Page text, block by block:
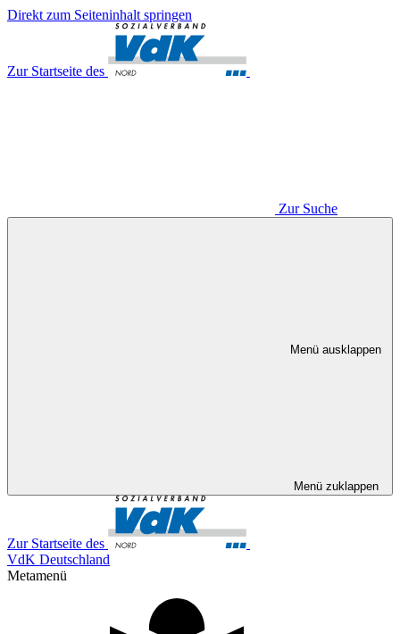
Direkt zum Seiteninhalt springen
Zur Startseite des
Zur Suche
Menü ausklappen
Menü zuklappen
Zur Startseite des
VdK Deutschland
Metamenü